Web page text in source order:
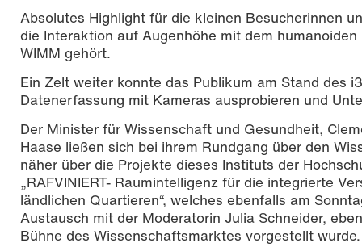
Absolutes Highlight für die kleinen Besucherinnen
die Interaktion auf Augenhöhe mit dem
WIMM gehört.
Ein Zelt weiter konnte das Publikum am Stand des
Datenerfassung mit Kameras ausprobieren und
Der Minister für Wissenschaft und Gesundheit,
Haase ließen sich bei ihrem Rundgang über den
näher über die Projekte dieses Instituts der
„RAFVINIERT- Raumintelligenz für die integrierte
ländlichen Quartieren“, welches ebenfalls am
Austausch mit der Moderatorin Julia Schneider,
Bühne des Wissenschaftsmarktes vorgestellt wurde.